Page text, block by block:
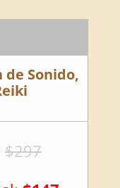
de Sonido,
$297